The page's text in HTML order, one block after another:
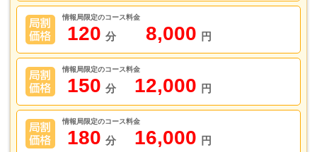
情報局限定のコース料金
120 分 8,000 円
情報局限定のコース料金
150 分 12,000 円
情報局限定のコース料金
180 分 16,000 円